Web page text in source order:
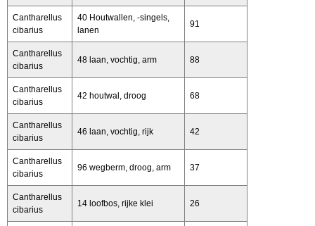
Cantharellus
cibarius
40 Houtwallen, -singels,
lanen
91
Cantharellus
cibarius
48 laan, vochtig, arm 88
Cantharellus
cibarius
42 houtwal, droog 68
Cantharellus
cibarius
46 laan, vochtig, rijk 42
Cantharellus
cibarius
96 wegberm, droog, arm 37
Cantharellus
cibarius
14 loofbos, rijke klei 26